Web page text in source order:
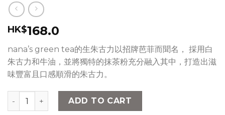
HK$168.0
nana’s green tea的生朱古力以招牌芭菲而聞名， 採用白
朱古力和牛油，並將獨特的抹茶粉充分融入其中，打造出滋
味豐富且口感順滑的朱古力。
nana’s green tea – 抹茶生チョコレート 抹茶生朱古力(16個入)
ADD TO CART